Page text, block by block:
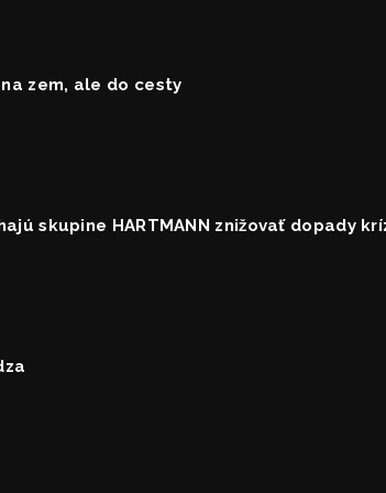
zem, ale do cesty
skupine HARTMANN znižovať dopady